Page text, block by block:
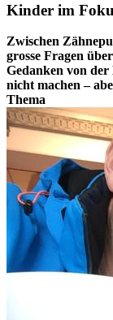
Kinder im
Zwischen
grosse Fragen
Gedanken von der
nicht machen –
Thema